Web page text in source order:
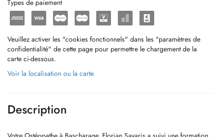
Types de paiement
Veuillez activer les "cookies fonctionnels" dans les "paramètres de
confidentialité" de cette page pour permettre le chargement de la
carte ci-dessous.
Voir la localisation ou la carte
Description